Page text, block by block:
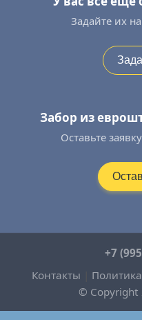
Задайте их
Забор из
Оставьте
© Copyright
+7
Контакты